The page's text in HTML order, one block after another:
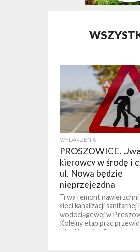
WYDARZENIA
PROSZOWICE.
kierowcy w środę i
ul. Nowa będzie
nieprzejezdna
Trwa remont
sieci kanalizacji sanitarnej i
wodociągowej w
Kolejny etap prac
ulicy Nowej w